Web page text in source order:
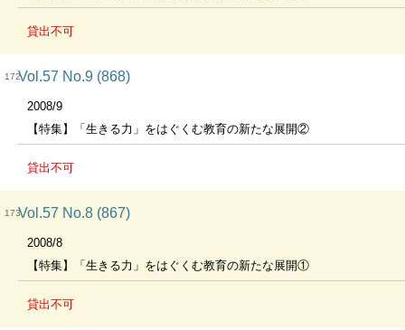
貸出不可
172Vol.57 No.9 (868)
2008/9
【特集】「生きる力」をはぐくむ教育の新たな展開②
貸出不可
173Vol.57 No.8 (867)
2008/8
【特集】「生きる力」をはぐくむ教育の新たな展開①
貸出不可